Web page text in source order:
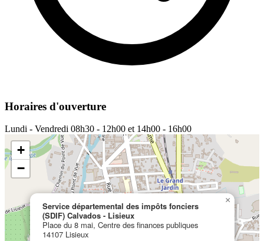
Horaires d'ouverture
Lundi - Vendredi 08h30 - 12h00 et 14h00 - 16h00
Service départemental des impôts fonciers
(SDIF) Calvados - Lisieux
Place du 8 mai, Centre des finances publiques
14107 Lisieux
×
+
−